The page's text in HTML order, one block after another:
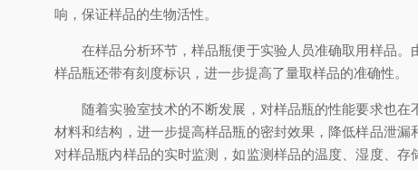
响，保证样品的生物活性。
在样品分析环节，样品瓶便于实验人员准确取用样品。
样品瓶还带有刻度标识，进一步提高了量取样品的准确性。
随着实验室技术的不断发展，对样品瓶的性能要求也在
材料和结构，进一步提高样品瓶的密封效果，降低样品泄
对样品瓶内样品的实时监测，如监测样品的温度、湿度、